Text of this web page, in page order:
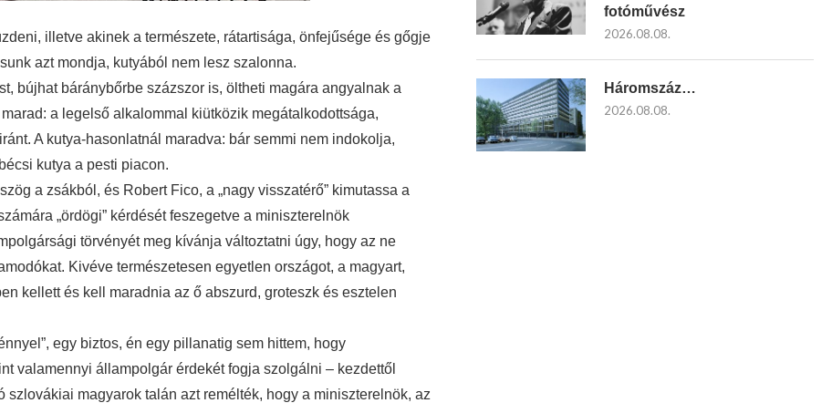
illetve akinek a természete, rátartisága, önfejűsége és gőgje
azt mondja, kutyából nem lesz szalonna.
bújhat báránybőrbe százszor is, öltheti magára angyalnak a
a legelső alkalommal kiütközik megátalkodottsága,
A kutya-hasonlatnál maradva: bár semmi nem indokolja,
kutya a pesti piacon.
a zsákból, és Robert Fico, a „nagy visszatérő” kimutassa a
„ördögi” kérdését feszegetve a miniszterelnök
törvényét meg kívánja változtatni úgy, hogy az ne
Kivéve természetesen egyetlen országot, a magyart,
kellett és kell maradnia az ő abszurd, groteszk és esztelen
egy biztos, én egy pillanatig sem hittem, hogy
valamennyi állampolgár érdekét fogja szolgálni – kezdettől
magyarok talán azt remélték, hogy a miniszterelnök, az
fotóművész
2026.08.08.
Háromszáz…
2026.08.08.